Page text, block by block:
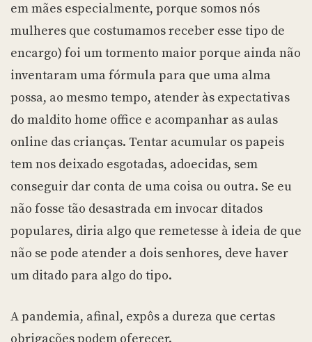
em mães especialmente, porque somos nós
mulheres que costumamos receber esse tipo de
encargo) foi um tormento maior porque ainda não
inventaram uma fórmula para que uma alma
possa, ao mesmo tempo, atender às expectativas
do maldito home office e acompanhar as aulas
online das crianças. Tentar acumular os papeis
tem nos deixado esgotadas, adoecidas, sem
conseguir dar conta de uma coisa ou outra. Se eu
não fosse tão desastrada em invocar ditados
populares, diria algo que remetesse à ideia de que
não se pode atender a dois senhores, deve haver
um ditado para algo do tipo.
A pandemia, afinal, expôs a dureza que certas